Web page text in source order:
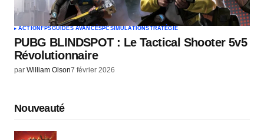
ACTION FPSGUIDES AVANCÉS PC SIMULATIONSTRATÉGIE
PUBG BLINDSPOT : Le Tactical Shooter 5v5
Révolutionnaire
par William Olson7 février 2026
Nouveauté